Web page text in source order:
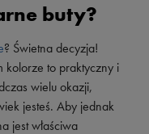
buty?
? Świetna decyzja!
kolorze to praktyczny i
wielu okazji,
jesteś. Aby jednak
jest właściwa